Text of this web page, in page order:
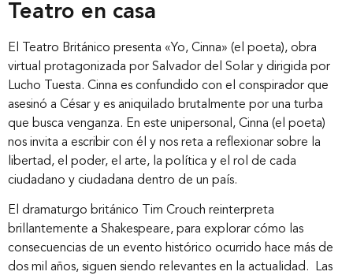
Teatro en casa
El Teatro Británico presenta «Yo, Cinna» (el poeta), obra
virtual protagonizada por Salvador del Solar y dirigida por
Lucho Tuesta. Cinna es confundido con el conspirador que
asesinó a César y es aniquilado brutalmente por una turba
que busca venganza. En este unipersonal, Cinna (el poeta)
nos invita a escribir con él y nos reta a reflexionar sobre la
libertad, el poder, el arte, la política y el rol de cada
ciudadano y ciudadana dentro de un país.
El dramaturgo británico Tim Crouch reinterpreta
brillantemente a Shakespeare, para explorar cómo las
consecuencias de un evento histórico ocurrido hace más de
dos mil años, siguen siendo relevantes en la actualidad. Las